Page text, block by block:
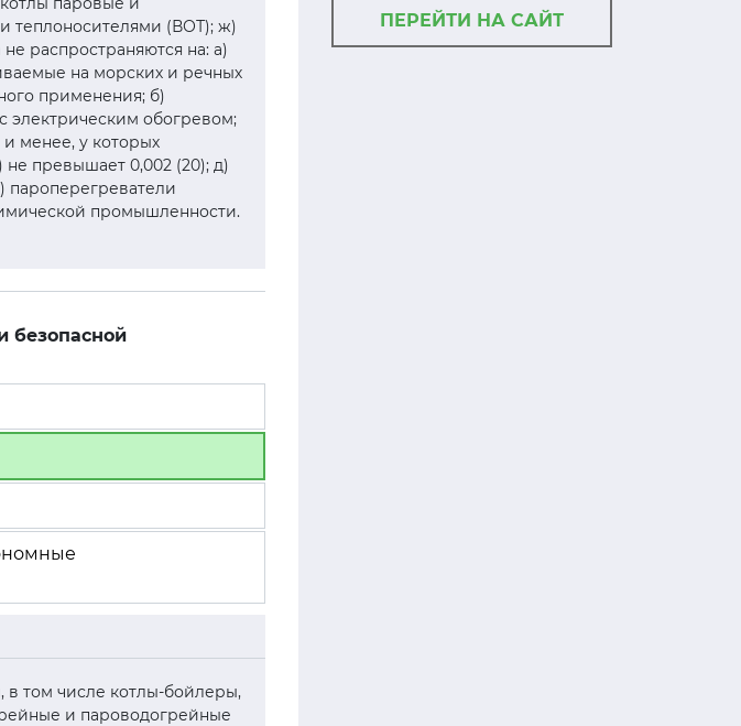
теплоносителями (ВОТ); ж)
распространяются на: а)
на морских и речных
применения; б)
электрическим обогревом;
и менее, у которых
превышает 0,002 (20); д)
пароперегреватели
промышленности.
безопасной
в том числе котлы-бойлеры,
и пароводогрейные
ПЕРЕЙТИ НА САЙТ